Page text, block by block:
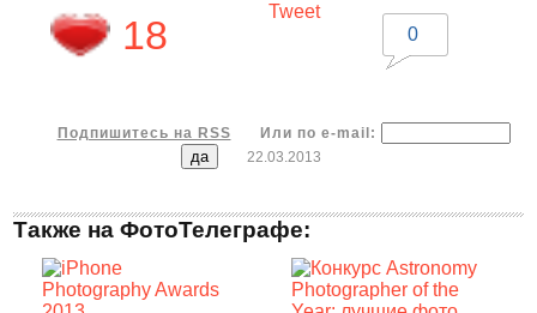
18
Tweet
0
Подпишитесь на RSS
Или по e-mail:
22.03.2013
Также на ФотоТелеграфе: